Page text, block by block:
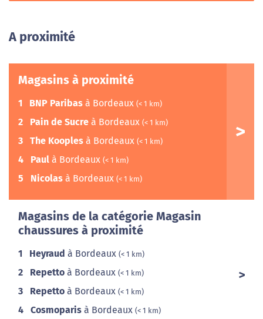
A proximité
Magasins à proximité
1 BNP Paribas à Bordeaux (< 1 km)
2 Pain de Sucre à Bordeaux (< 1 km)
3 The Kooples à Bordeaux (< 1 km)
4 Paul à Bordeaux (< 1 km)
5 Nicolas à Bordeaux (< 1 km)
Magasins de la catégorie Magasin
chaussures à proximité
1 Heyraud à Bordeaux (< 1 km)
2 Repetto à Bordeaux (< 1 km)
3 Repetto à Bordeaux (< 1 km)
4 Cosmoparis à Bordeaux (< 1 km)